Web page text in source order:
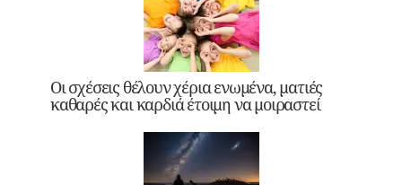
Οι σχέσεις θέλουν χέρια ενωμένα, ματιές
καθαρές και καρδιά έτοιμη να μοιραστεί